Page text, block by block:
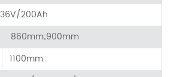
36V/200Ah
860mm;900mm
1100mm